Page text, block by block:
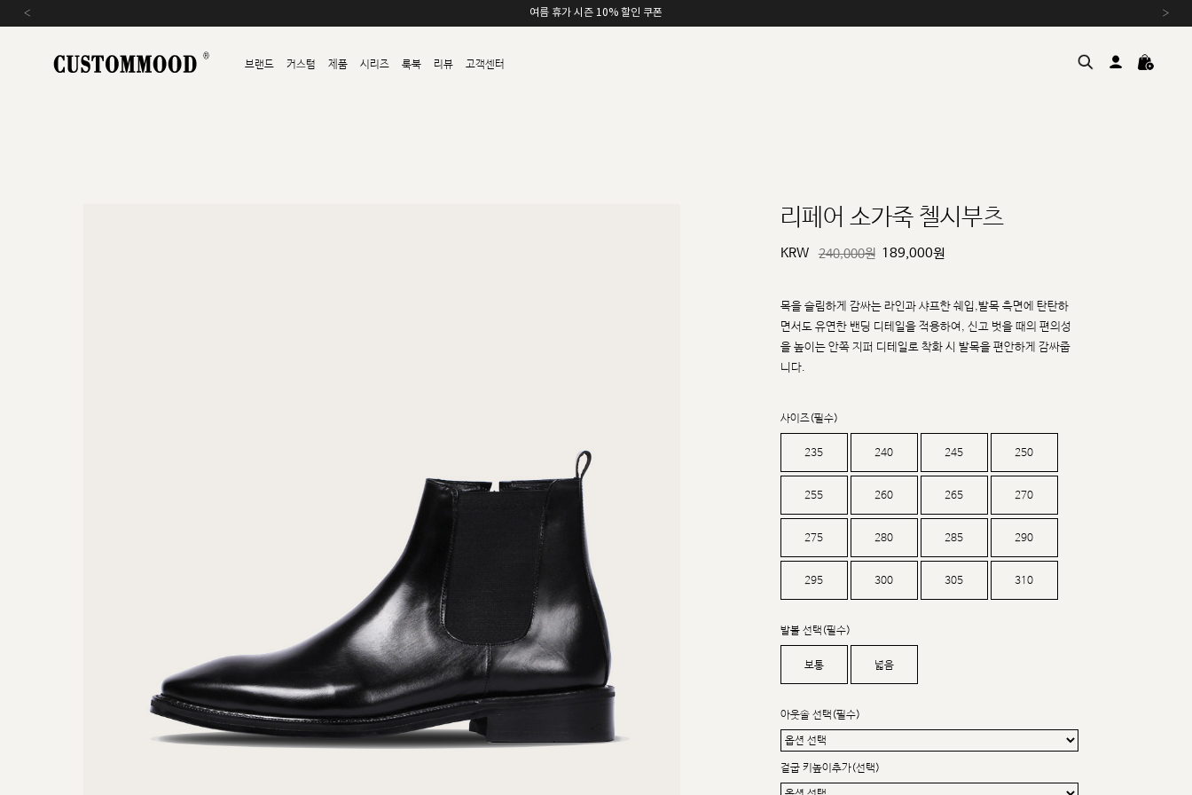
여름 휴가 시즌 10% 할인 쿠폰
‹ ›
브랜드 커스텀 제품 시리즈 룩북 리뷰 고객센터
추석 연휴 최대 10% 할인 쿠
sat,sun,holiday off
리페어 소가죽 첼시부츠
KRW 240,000원 189,000원
목을 슬림하게 감싸는 라인과 샤프한 쉐입,발목 측면에 탄탄하
면서도 유연한 밴딩 디테일을 적용하여, 신고 벗을 때의 편의성
을 높이는 안쪽 지퍼 디테일로 착화 시 발목을 편안하게 감싸줍
니다.
사이즈(필수)
235 240 245 250
255 260 265 270
275 280 285 290
295 300 305 310
발볼 선택(필수)
보통 넓음
아웃솔 선택(필수)
겉굽 키높이추가(선택)